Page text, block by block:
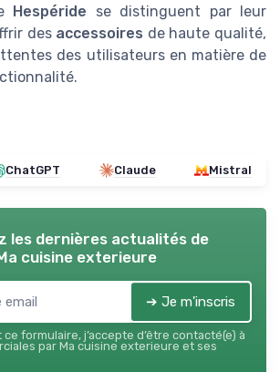
Hespéride se distinguent par leur
des accessoires de haute qualité,
des utilisateurs en matière de
ChatGPT Claude Mistral
les dernières actualités de
cuisine exterieure
➔ Je m'inscris
formulaire, j’accepte d’être contacté(e) à
par Ma cuisine exterieure et ses